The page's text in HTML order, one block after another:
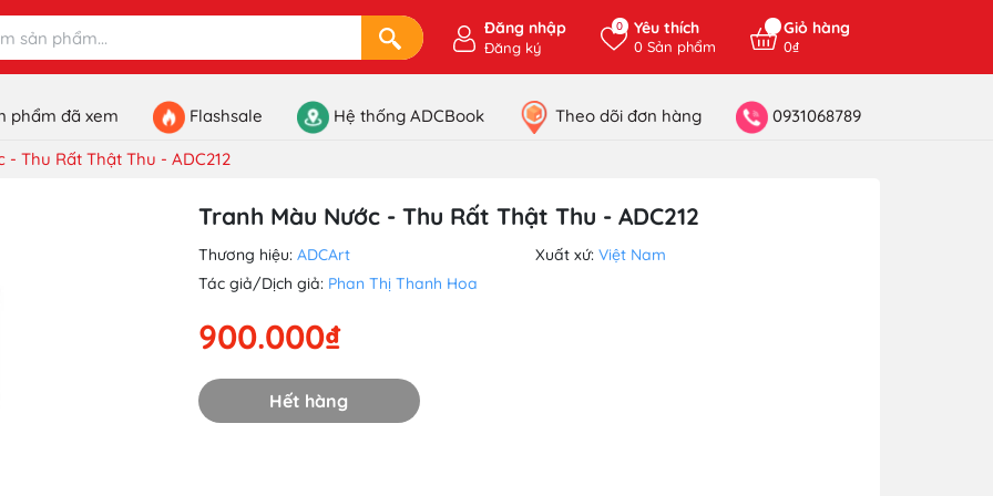
Đăng nhập
Đăng ký
0 Yêu thích
0Sản phẩm
Giỏ hàng
0₫
phẩm đã xem Flashsale Hệ thống ADCBook Theo dõi đơn hàng 0931068789
- Thu Rất Thật Thu - ADC212
Tranh Màu Nước - Thu Rất Thật Thu - ADC212
Thương hiệu: ADCArt Xuất xứ: Việt Nam
Tác giả/Dịch giả: Phan Thị Thanh Hoa
900.000₫
Hết hàng